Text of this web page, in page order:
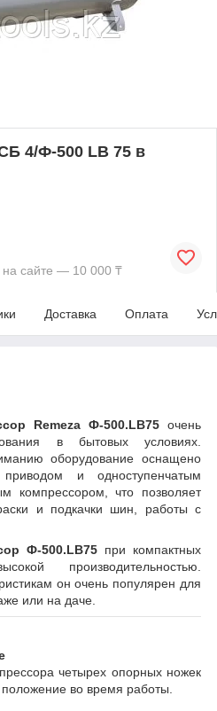
4/Ф-500 LB 75 в
сайте — 10 000 ₸
Доставка Оплата
Remeza Ф-500.LB75очень
в бытовых условиях.
оборудование оснащено
и одноступенчатым
компрессором, что позволяет
и подкачки шин, работы с
Ф-500.LB75 при компактных
производительностью.
он очень популярен для
или на даче.
четырех опорных ножек
положение во время работы.